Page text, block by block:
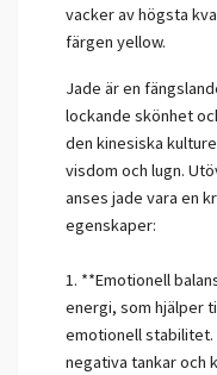
vacker av högsta
färgen yellow.
Jade är en
lockande skönhet
den kinesiska
visdom och lugn.
anses jade vara en
egenskaper:
1. **Emotionell
energi, som hjälper
emotionell
negativa tankar och